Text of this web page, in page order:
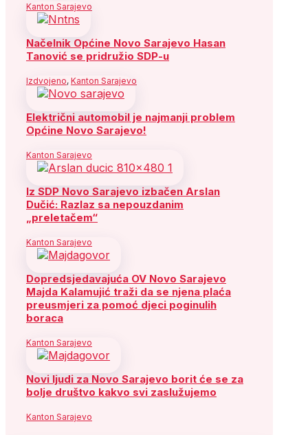
Kanton Sarajevo
Načelnik Općine Novo Sarajevo Hasan
Tanović se pridružio SDP-u
Izdvojeno, Kanton Sarajevo
Električni automobil je najmanji problem
Općine Novo Sarajevo!
Kanton Sarajevo
Iz SDP Novo Sarajevo izbačen Arslan
Dučić: Razlaz sa nepouzdanim
„preletačem“
Kanton Sarajevo
Dopredsjedavajuća OV Novo Sarajevo
Majda Kalamujić traži da se njena plaća
preusmjeri za pomoć djeci poginulih
boraca
Kanton Sarajevo
Novi ljudi za Novo Sarajevo borit će se za
bolje društvo kakvo svi zaslužujemo
Kanton Sarajevo